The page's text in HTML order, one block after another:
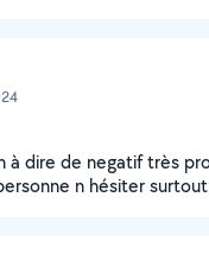
à dire de negatif très
n hésiter